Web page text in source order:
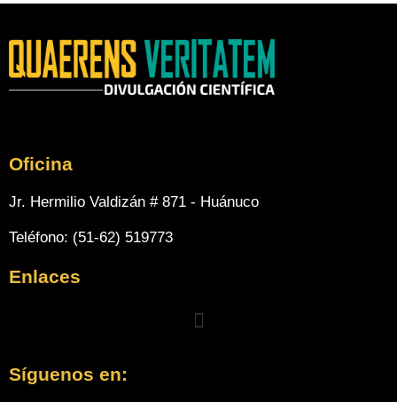
Oficina
Jr. Hermilio Valdizán # 871 - Huánuco
Teléfono: (51-62) 519773
Enlaces
Menu
Síguenos en: